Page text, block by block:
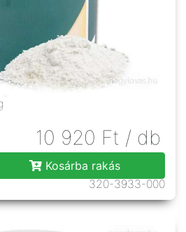
10 920 Ft / db
Kosárba rakás
320-3933-000